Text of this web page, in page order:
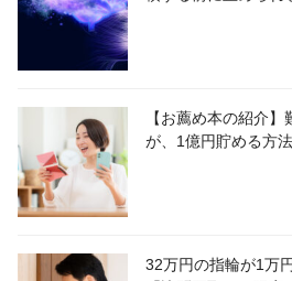
【お薦め本の紹介
が、1億円貯める方
32万円の指輪が1万